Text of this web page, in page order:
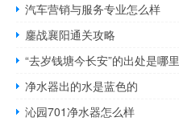
汽车营销与服务专业怎么样
鏖战襄阳通关攻略
“去岁钱塘今长安”的出处是哪里
净水器出的水是蓝色的
沁园701净水器怎么样